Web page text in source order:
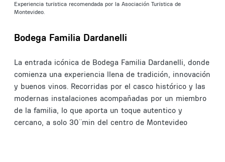
Experiencia turística recomendada por la Asociación Turística de
Montevideo.
Bodega Familia Dardanelli
La entrada icónica de Bodega Familia Dardanelli, donde
comienza una experiencia llena de tradición, innovación
y buenos vinos. Recorridas por el casco histórico y las
modernas instalaciones acompañadas por un miembro
de la familia, lo que aporta un toque autentico y
cercano, a solo 30¨min del centro de Montevideo